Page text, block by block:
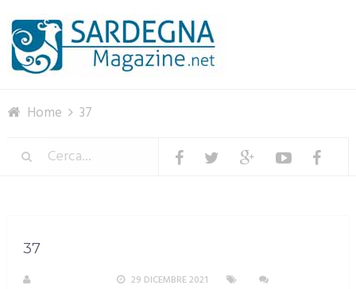
Home 37
37
29 DICEMBRE 2021